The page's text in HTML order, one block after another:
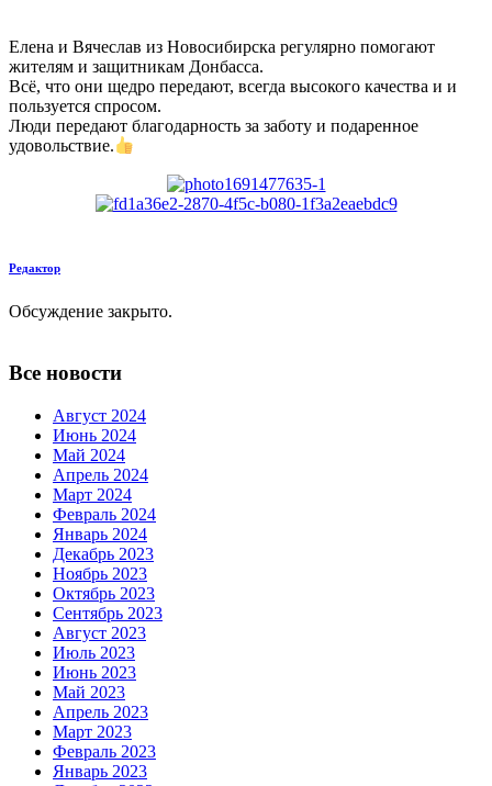
Елена и Вячеслав из Новосибирска регулярно помогают
жителям и защитникам Донбасса.
Всё, что они щедро передают, всегда высокого качества и и
пользуется спросом.
Люди передают благодарность за заботу и подаренное
удовольствие.
Редактор
Обсуждение закрыто.
Все новости
Август 2024
Июнь 2024
Май 2024
Апрель 2024
Март 2024
Февраль 2024
Январь 2024
Декабрь 2023
Ноябрь 2023
Октябрь 2023
Сентябрь 2023
Август 2023
Июль 2023
Июнь 2023
Май 2023
Апрель 2023
Март 2023
Февраль 2023
Январь 2023